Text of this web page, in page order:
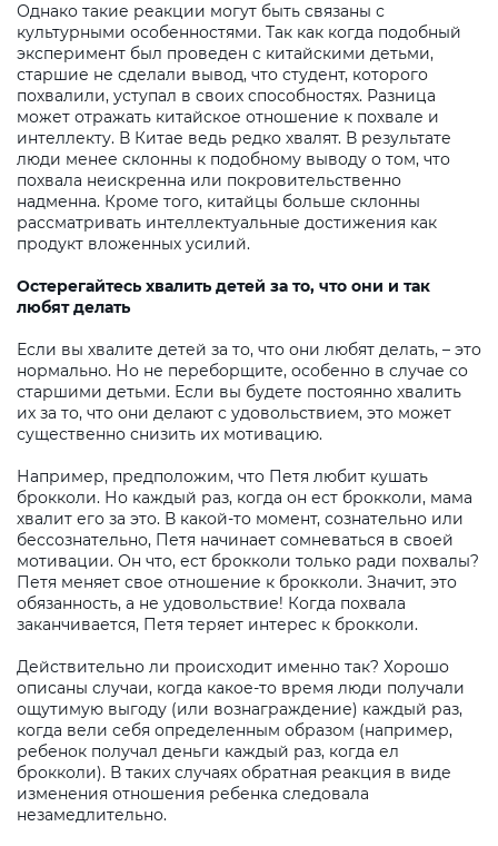
Однако такие реакции могут быть связаны с
культурными особенностями. Так как когда подобный
эксперимент был проведен с китайскими детьми,
старшие не сделали вывод, что студент, которого
похвалили, уступал в своих способностях. Разница
может отражать китайское отношение к похвале и
интеллекту. В Китае ведь редко хвалят. В результате
люди менее склонны к подобному выводу о том, что
похвала неискренна или покровительственно
надменна. Кроме того, китайцы больше склонны
рассматривать интеллектуальные достижения как
продукт вложенных усилий.
Остерегайтесь хвалить детей за то, что они и так
любят делать
Если вы хвалите детей за то, что они любят делать, – это
нормально. Но не переборщите, особенно в случае со
старшими детьми. Если вы будете постоянно хвалить
их за то, что они делают с удовольствием, это может
существенно снизить их мотивацию.
Например, предположим, что Петя любит кушать
брокколи. Но каждый раз, когда он ест брокколи, мама
хвалит его за это. В какой-то момент, сознательно или
бессознательно, Петя начинает сомневаться в своей
мотивации. Он что, ест брокколи только ради похвалы?
Петя меняет свое отношение к брокколи. Значит, это
обязанность, а не удовольствие! Когда похвала
заканчивается, Петя теряет интерес к брокколи.
Действительно ли происходит именно так? Хорошо
описаны случаи, когда какое-то время люди получали
ощутимую выгоду (или вознаграждение) каждый раз,
когда вели себя определенным образом (например,
ребенок получал деньги каждый раз, когда ел
брокколи). В таких случаях обратная реакция в виде
изменения отношения ребенка следовала
незамедлительно.